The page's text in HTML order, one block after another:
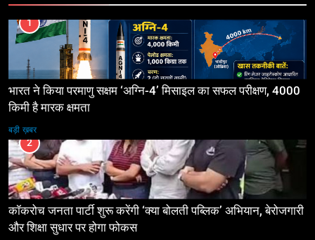
1
भारत ने किया परमाणु सक्षम ‘अग्नि-4’ मिसाइल का सफल परीक्षण, 4000
किमी है मारक क्षमता
बड़ी ख़बर
2
कॉकरोच जनता पार्टी शुरू करेंगी ‘क्या बोलती पब्लिक’ अभियान, बेरोजगारी
और शिक्षा सुधार पर होगा फोकस